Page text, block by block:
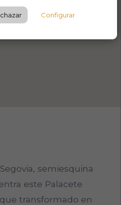
semiesquina
este Palacete
transformado en
Configurar